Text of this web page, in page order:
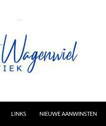
LINKS NIEUWE AANWINSTEN